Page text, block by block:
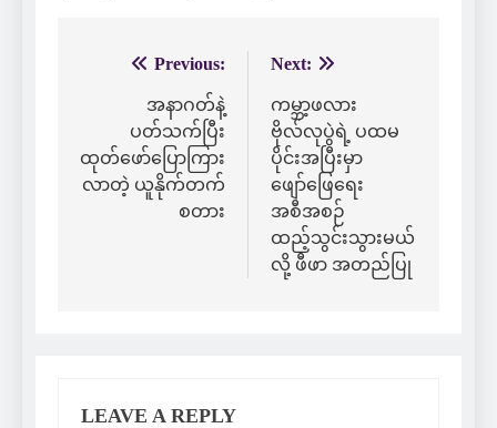
navigation
Previous:
အနာဂတ်နဲ့
ပတ်သက်ပြီး
ထုတ်ဖော်ပြောကြား
လာတဲ့ ယူနိုက်တက်
စတား
Next:
ကမ္ဘာ့ဖလား
ဗိုလ်လုပွဲရဲ့ ပထမ
ပိုင်းအပြီးမှာ
ဖျော်ဖြေရေး
အစီအစဉ်
ထည့်သွင်းသွားမယ်
လို့ ဖီဖာ အတည်ပြု
LEAVE A REPLY